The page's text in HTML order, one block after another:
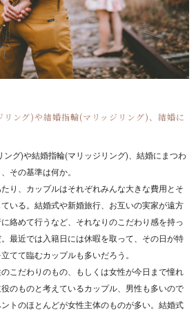
リング)や結婚指輪(マリッジリング)、結婚に
ング)や結婚指輪(マリッジリング)、結婚にまつわ
その基準は何か。
り、カップルはそれぞれみんな大きな費用とそ
いる。結婚式や新婚旅行、お互いの実家が遠方
絡めて行うなど、それなりのこだわり感を持っ
最近では入籍日には休暇を取って、その日が特
てて臨むカップルも多いだろう。
こだわりのもの、もしくは女性が今日まで憧れ
のものと考えているカップル、男性も多いので
トのほとんどが女性主体のものが多い。結婚式